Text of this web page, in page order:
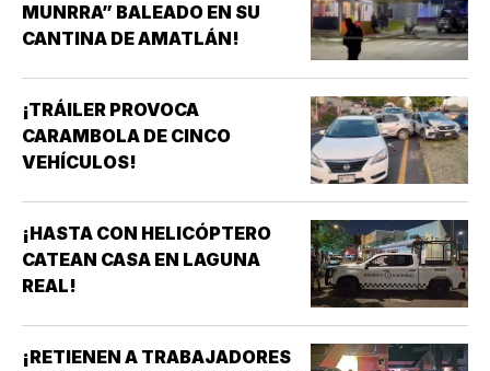
MUNRRA” BALEADO EN SU
CANTINA DE AMATLÁN!
¡TRÁILER PROVOCA
CARAMBOLA DE CINCO
VEHÍCULOS!
¡HASTA CON HELICÓPTERO
CATEAN CASA EN LAGUNA
REAL!
¡RETIENEN A TRABAJADORES